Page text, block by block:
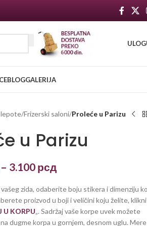
BLOGGALERIJA
lepote/Frizerski saloni/Proleće u Parizu
u Parizu
– 3.100 рсд
zida, odaberite boju stikera i dimenziju
proizvod u boji i veličini koju želite,
U KORPU„. Sadržaj vaše korpe uvek možete
dugme korpa u gornjem, desnom uglu. Mere